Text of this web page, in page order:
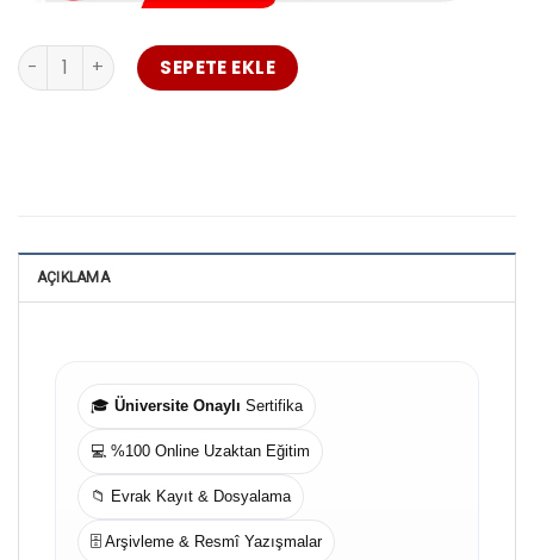
Evrak Kayıt Dosyalama ve Arşivleme Sertifikası adet
SEPETE EKLE
AÇIKLAMA
🎓 Üniversite Onaylı Sertifika
💻 %100 Online Uzaktan Eğitim
📁 Evrak Kayıt & Dosyalama
🗄️ Arşivleme & Resmî Yazışmalar